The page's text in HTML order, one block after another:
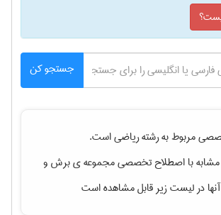
جستجو کن
مربوط به رشتهرياضیاست.
مشابه با اصطلاح تخصصیمجموعه ی برشو
در لیست زیر قابل مشاهده است